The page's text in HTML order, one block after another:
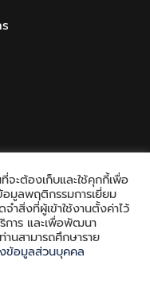
all rights reserved
จะต้องเก็บและใช้คุกกี้เพื่อ
อมูลพฤติกรรมการเยี่ยม
ำสิ่งที่ผู้เข้าใช้งานตั้งค่าไว้
การ และเพื่อพัฒนา
านสามารถศึกษาราย
ข้อมูลส่วนบุคคล